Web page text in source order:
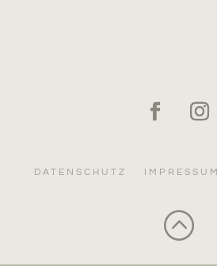
DATENSCHUTZ IMPRESSUM
: